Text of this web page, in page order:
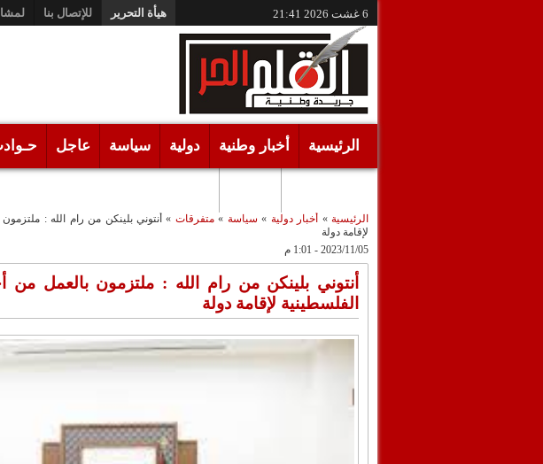
6 غشت 2026 21:41 هيأة التحرير للإتصال بنا
الرئيسية أخبار وطنية دولية سياسة عاجل
الرئيسية» أخبار دولية » سياسة »متفرقات » أنتوني بلينكن من رام الله :
لإقامة دولة
2023/11/05 - 1:01 م
أنتوني بلينكن من رام الله : ملتزمون بالعمل من
الفلسطينية لإقامة دولة